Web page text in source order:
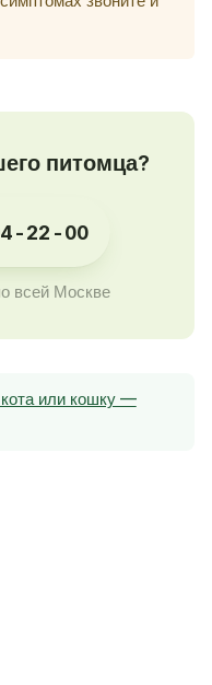
питомца?
22-00
всей Москве
или кошку —